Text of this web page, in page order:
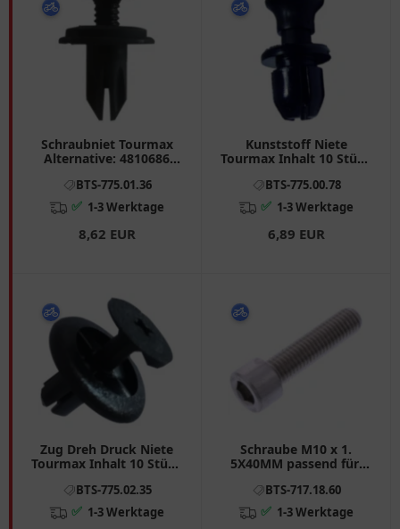
Schraubniet Tourmax
Alternative: 4810686
für: Kawasaki ZR - 7, VN,
Z
BTS-775.01.36
✅ 1-3 Werktage
8,62 EUR
Kunststoff Niete
Tourmax Inhalt 10 Stück
passend für: Honda CBR,
VFR, NT
BTS-775.00.78
✅ 1-3 Werktage
6,89 EUR
Zug Dreh Druck Niete
Tourmax Inhalt 10 Stück
CBR, VTR
BTS-775.02.35
✅ 1-3 Werktage
Schraube M10 x 1.
5X40MM passend für:
K
BTS-717.18.60
✅ 1-3 Werktage